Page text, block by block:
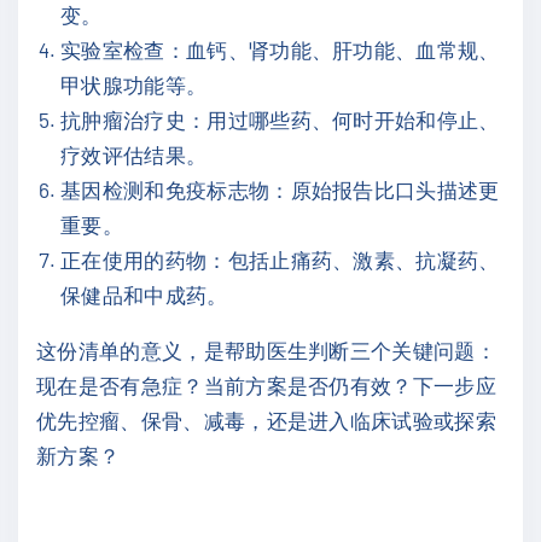
变。
实验室检查：血钙、肾功能、肝功能、血常规、
甲状腺功能等。
抗肿瘤治疗史：用过哪些药、何时开始和停止、
疗效评估结果。
基因检测和免疫标志物：原始报告比口头描述更
重要。
正在使用的药物：包括止痛药、激素、抗凝药、
保健品和中成药。
这份清单的意义，是帮助医生判断三个关键问题：
现在是否有急症？当前方案是否仍有效？下一步应
优先控瘤、保骨、减毒，还是进入临床试验或探索
新方案？